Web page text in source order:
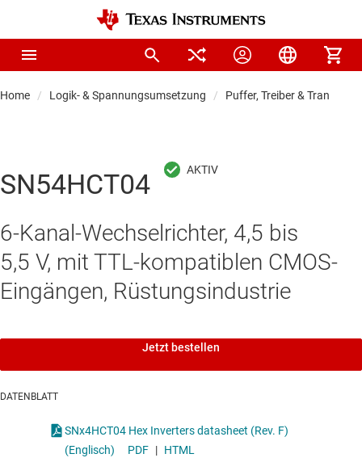
Home Logik- & Spannungsumsetzung Puffer, Treiber &
SN54HCT04
6-Kanal-Wechselrichter, 4,5 bis
5,5 V, mit TTL-kompatiblen CMOS-
Eingängen, Rüstungsindustrie
Jetzt bestellen
DATENBLATT
SNx4HCT04 Hex Inverters datasheet (Rev. F)
(Englisch)
PDF | HTML